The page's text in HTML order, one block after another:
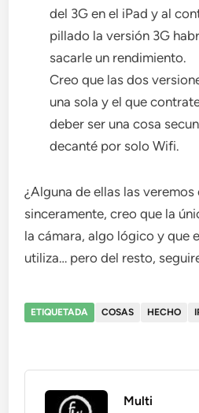
del 3G en el iPad y al
pillado la versión 3G
sacarle un rendimiento.
Creo que las dos
una sola y el que
deber ser una cosa
decanté por solo Wifi.
¿Alguna de ellas las veremos
sinceramente, creo que la
la cámara, algo lógico y que
utiliza… pero del resto,
ETIQUETADA COSAS HECHO
Multi